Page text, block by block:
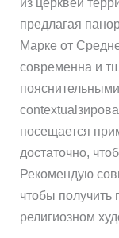
предлагая
Марке от
современна и
посещается
достаточно,
Рекомендую
чтобы получить
религиозном